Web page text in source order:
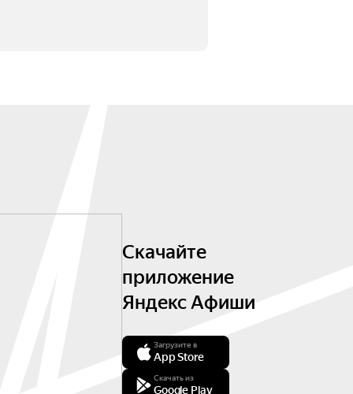
Скачайте
приложение
Яндекс Афиши
Загрузите в
App Store
Скачать из
Google Play